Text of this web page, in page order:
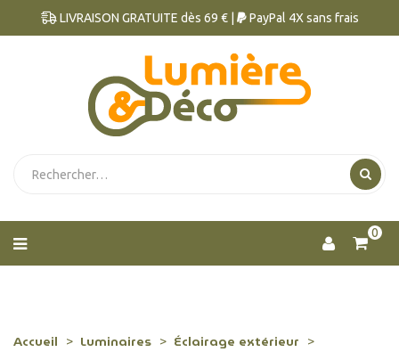
LIVRAISON GRATUITE dès 69 € | PayPal 4X sans frais
0
Accueil Luminaires
Éclairage extérieur